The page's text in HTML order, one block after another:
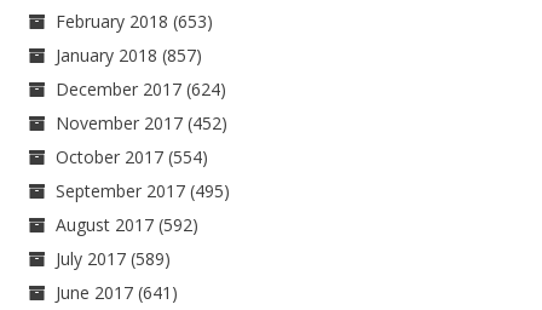
February 2018 (653)
January 2018 (857)
December 2017 (624)
November 2017 (452)
October 2017 (554)
September 2017 (495)
August 2017 (592)
July 2017 (589)
June 2017 (641)